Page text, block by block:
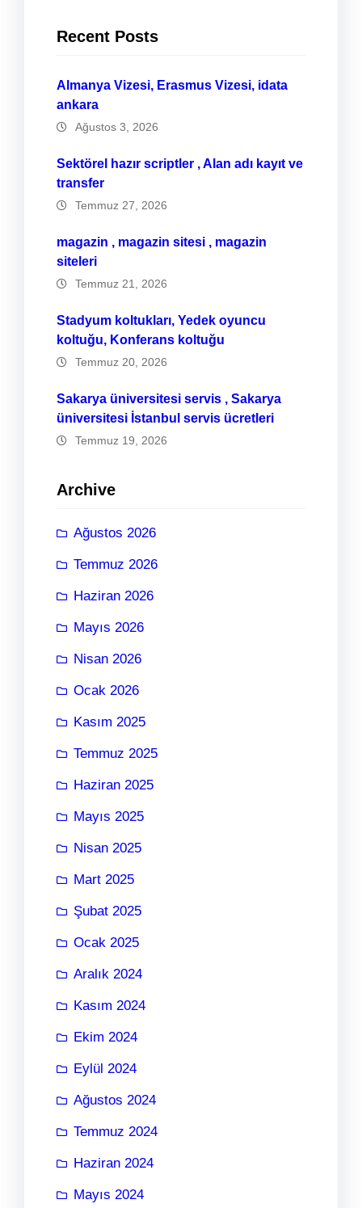
Recent Posts
Almanya Vizesi, Erasmus Vizesi, idata
ankara
Ağustos 3, 2026
Sektörel hazır scriptler , Alan adı kayıt ve
transfer
Temmuz 27, 2026
magazin , magazin sitesi , magazin
siteleri
Temmuz 21, 2026
Stadyum koltukları, Yedek oyuncu
koltuğu, Konferans koltuğu
Temmuz 20, 2026
Sakarya üniversitesi servis , Sakarya
üniversitesi İstanbul servis ücretleri
Temmuz 19, 2026
Archive
Ağustos 2026
Temmuz 2026
Haziran 2026
Mayıs 2026
Nisan 2026
Ocak 2026
Kasım 2025
Temmuz 2025
Haziran 2025
Mayıs 2025
Nisan 2025
Mart 2025
Şubat 2025
Ocak 2025
Aralık 2024
Kasım 2024
Ekim 2024
Eylül 2024
Ağustos 2024
Temmuz 2024
Haziran 2024
Mayıs 2024